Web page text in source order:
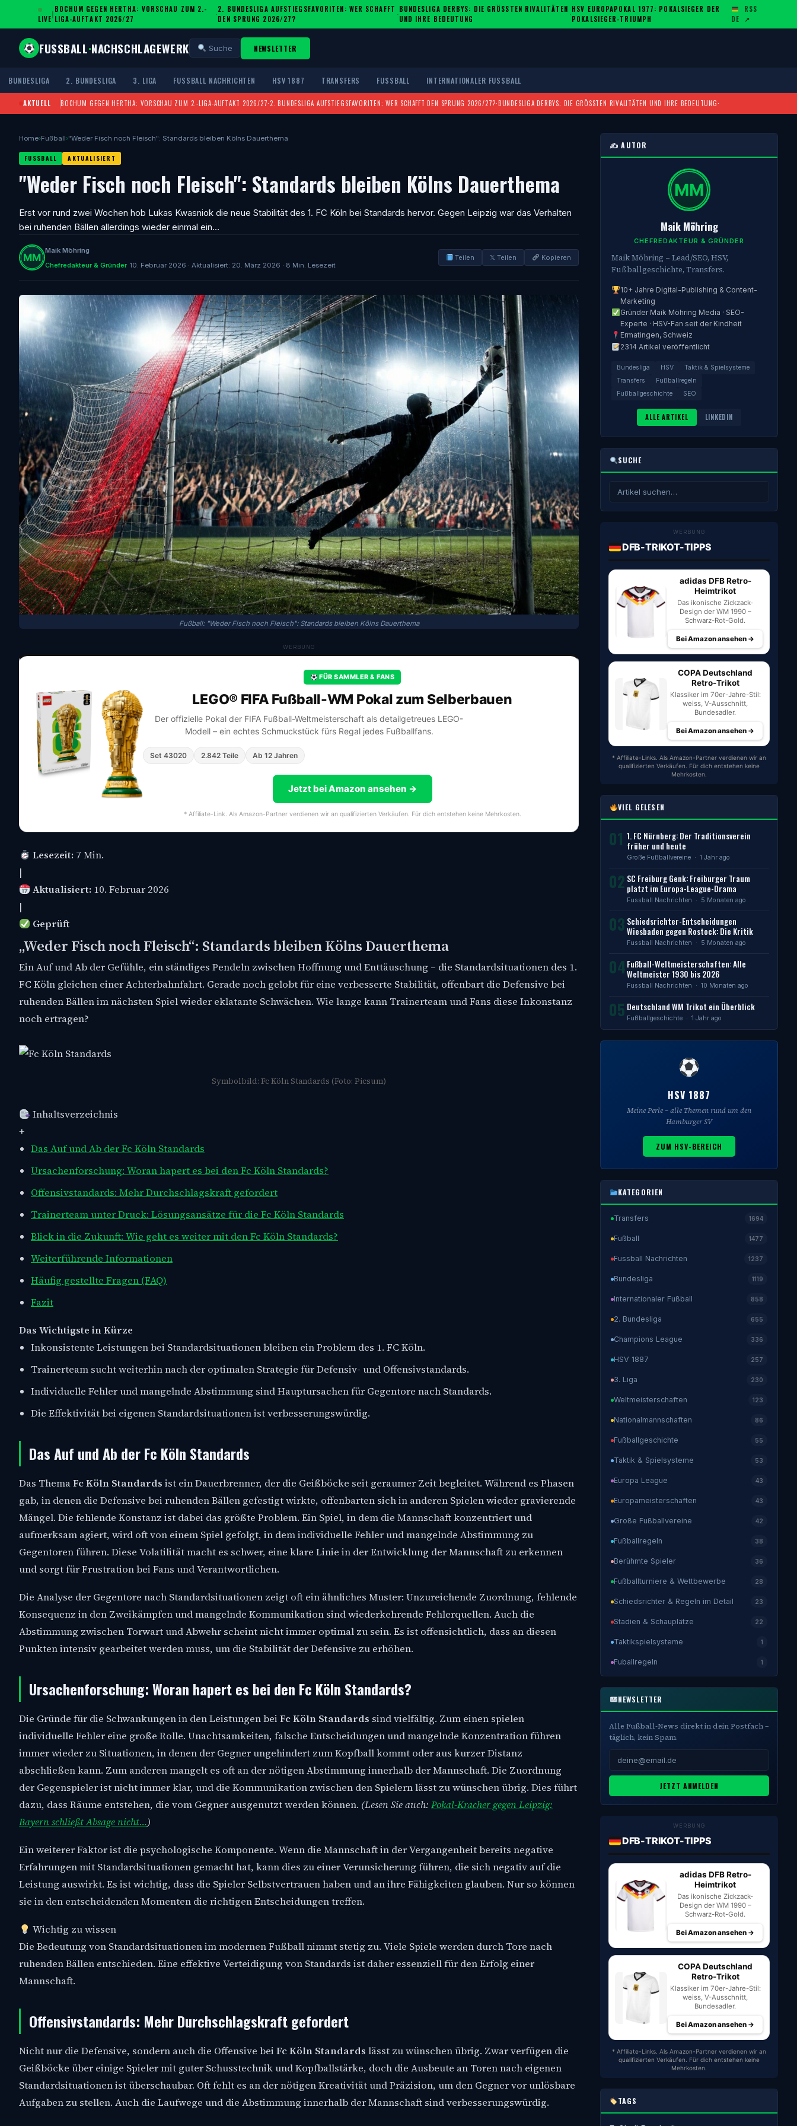
LIVE
|
BOCHUM GEGEN HERTHA: VORSCHAU ZUM 2.-
LIGA-AUFTAKT 2026/27
·
2. BUNDESLIGA AUFSTIEGSFAVORITEN: WER SCHAFFT
DEN SPRUNG 2026/27?
·
BUNDESLIGA DERBYS: DIE GRÖSSTEN RIVALITÄTEN U
ND IHRE BEDEUTUNG
·
HSV EUROPAPOKAL 1977: POKALSIEGER DER
POKALSIEGER-TRIUMPH
DE
RSS
↗
FUSSBALL·NACHSCHLAGEWERK Suche NEWSLETTER
BUNDESLIGA 2. BUNDESLIGA 3. LIGA FUSSBALL NACHRICHTEN HSV 1887 TRANSFERS FUSSBALL INTERNATIONALER FUSSBALL
AKTUELL BOCHUM GEGEN HERTHA: VORSCHAU ZUM 2.-LIGA-AUFTAKT 2026/27·2. BUNDESLIGA AUFSTIEGSFAVORITEN: WER SCHAFFT DEN SPRUNG 2026/27?·BUNDESLIGA DERBYS: DIE GRÖSSTEN RIVALITÄTEN UND IHRE BEDEUTUNG ·
Home›Fußball›"Weder Fisch noch Fleisch": Standards bleiben Kölns Dauerthema
FUSSBALL AKTUALISIERT
"Weder Fisch noch Fleisch": Standards bleiben Kölns Dauerthema
Erst vor rund zwei Wochen hob Lukas Kwasniok die neue Stabilität des 1. FC Köln bei Standards hervor. Gegen Leipzig war das Verhalten
bei ruhenden Bällen allerdings wieder einmal ein…
Maik Möhring
Chefredakteur & Gründer 10. Februar 2026 · Aktualisiert: 20. März 2026 · 8 Min. Lesezeit
Teilen 𝕏 Teilen Kopieren
Fußball: "Weder Fisch noch Fleisch": Standards bleiben Kölns Dauerthema
WERBUNG
FÜR SAMMLER & FANS
LEGO® FIFA Fußball-WM Pokal zum Selberbauen
Der offizielle Pokal der FIFA Fußball-Weltmeisterschaft als detailgetreues LEGO-
Modell – ein echtes Schmuckstück fürs Regal jedes Fußballfans.
Set 43020 2.842 Teile Ab 12 Jahren
Jetzt bei Amazon ansehen →
* Affiliate-Link. Als Amazon-Partner verdienen wir an qualifizierten Verkäufen. Für dich entstehen keine Mehrkosten.
Lesezeit:7 Min.
|
Aktualisiert:10. Februar 2026
|
Geprüft
„Weder Fisch noch Fleisch“: Standards bleiben Kölns Dauerthema
Ein Auf und Ab der Gefühle, ein ständiges Pendeln zwischen Hoffnung und Enttäuschung – die Standardsituationen des 1.
FC Köln gleichen einer Achterbahnfahrt. Gerade noch gelobt für eine verbesserte Stabilität, offenbart die Defensive bei
ruhenden Bällen im nächsten Spiel wieder eklatante Schwächen. Wie lange kann Trainerteam und Fans diese Inkonstanz
noch ertragen?
Symbolbild: Fc Köln Standards (Foto: Picsum)
Inhaltsverzeichnis
+
Das Auf und Ab der Fc Köln Standards
Ursachenforschung: Woran hapert es bei den Fc Köln Standards?
Offensivstandards: Mehr Durchschlagskraft gefordert
Trainerteam unter Druck: Lösungsansätze für die Fc Köln Standards
Blick in die Zukunft: Wie geht es weiter mit den Fc Köln Standards?
Weiterführende Informationen
Häufig gestellte Fragen (FAQ)
Fazit
Das Wichtigste in Kürze
Inkonsistente Leistungen bei Standardsituationen bleiben ein Problem des 1. FC Köln.
Trainerteam sucht weiterhin nach der optimalen Strategie für Defensiv- und Offensivstandards.
Individuelle Fehler und mangelnde Abstimmung sind Hauptursachen für Gegentore nach Standards.
Die Effektivität bei eigenen Standardsituationen ist verbesserungswürdig.
Das Auf und Ab der Fc Köln Standards
Das ThemaFc Köln Standards ist ein Dauerbrenner, der die Geißböcke seit geraumer Zeit begleitet. Während es Phasen
gab, in denen die Defensive bei ruhenden Bällen gefestigt wirkte, offenbarten sich in anderen Spielen wieder gravierende
Mängel. Die fehlende Konstanz ist dabei das größte Problem. Ein Spiel, in dem die Mannschaft konzentriert und
aufmerksam agiert, wird oft von einem Spiel gefolgt, in dem individuelle Fehler und mangelnde Abstimmung zu
Gegentoren führen. Diese Volatilität macht es schwer, eine klare Linie in der Entwicklung der Mannschaft zu erkennen
und sorgt für Frustration bei Fans und Verantwortlichen.
Die Analyse der Gegentore nach Standardsituationen zeigt oft ein ähnliches Muster: Unzureichende Zuordnung, fehlende
Konsequenz in den Zweikämpfen und mangelnde Kommunikation sind wiederkehrende Fehlerquellen. Auch die
Abstimmung zwischen Torwart und Abwehr scheint nicht immer optimal zu sein. Es ist offensichtlich, dass an diesen
Punkten intensiv gearbeitet werden muss, um die Stabilität der Defensive zu erhöhen.
Ursachenforschung: Woran hapert es bei den Fc Köln Standards?
Die Gründe für die Schwankungen in den Leistungen bei Fc Köln Standards sind vielfältig. Zum einen spielen
individuelle Fehler eine große Rolle. Unachtsamkeiten, falsche Entscheidungen und mangelnde Konzentration führen
immer wieder zu Situationen, in denen der Gegner ungehindert zum Kopfball kommt oder aus kurzer Distanz
abschließen kann. Zum anderen mangelt es oft an der nötigen Abstimmung innerhalb der Mannschaft. Die Zuordnung
der Gegenspieler ist nicht immer klar, und die Kommunikation zwischen den Spielern lässt zu wünschen übrig. Dies führt
dazu, dass Räume entstehen, die vom Gegner ausgenutzt werden können. (Lesen Sie auch: Pokal-Kracher gegen Leipzig:
Bayern schließt Absage nicht…)
Ein weiterer Faktor ist die psychologische Komponente. Wenn die Mannschaft in der Vergangenheit bereits negative
Erfahrungen mit Standardsituationen gemacht hat, kann dies zu einer Verunsicherung führen, die sich negativ auf die
Leistung auswirkt. Es ist wichtig, dass die Spieler Selbstvertrauen haben und an ihre Fähigkeiten glauben. Nur so können
sie in den entscheidenden Momenten die richtigen Entscheidungen treffen.
Wichtig zu wissen
Die Bedeutung von Standardsituationen im modernen Fußball nimmt stetig zu. Viele Spiele werden durch Tore nach
ruhenden Bällen entschieden. Eine effektive Verteidigung von Standards ist daher essenziell für den Erfolg einer
Mannschaft.
Offensivstandards: Mehr Durchschlagskraft gefordert
Nicht nur die Defensive, sondern auch die Offensive bei Fc Köln Standards lässt zu wünschen übrig. Zwar verfügen die
Geißböcke über einige Spieler mit guter Schusstechnik und Kopfballstärke, doch die Ausbeute an Toren nach eigenen
Standardsituationen ist überschaubar. Oft fehlt es an der nötigen Kreativität und Präzision, um den Gegner vor unlösbare
Aufgaben zu stellen. Auch die Laufwege und die Abstimmung innerhalb der Mannschaft sind verbesserungswürdig.
✍️ AUTOR
Maik Möhring
CHEFREDAKTEUR & GRÜNDER
Maik Möhring – Lead/SEO, HSV,
Fußballgeschichte, Transfers.
10+ Jahre Digital-Publishing & Content-
Marketing
Gründer Maik Möhring Media · SEO-
Experte · HSV-Fan seit der Kindheit
Ermatingen, Schweiz
2314 Artikel veröffentlicht
Bundesliga HSV
Taktik & Spielsysteme
Transfers
Fußballregeln
Fußballgeschichte
SEO
ALLE ARTIKEL LINKEDIN
SUCHE
WERBUNG
DFB-TRIKOT-TIPPS
adidas DFB Retro-
Heimtrikot
Das ikonische Zickzack-
Design der WM 1990 –
Schwarz-Rot-Gold.
Bei Amazon ansehen →
COPA Deutschland
Retro-Trikot
Klassiker im 70er-Jahre-Stil:
weiss, V-Ausschnitt,
Bundesadler.
Bei Amazon ansehen →
* Affiliate-Links. Als Amazon-Partner verdienen wir an
qualifizierten Verkäufen. Für dich entstehen keine
Mehrkosten.
VIEL GELESEN
01 1. FC Nürnberg: Der Traditionsverein
früher und heute
Große Fußballvereine · 1 Jahr ago
02 SC Freiburg Genk: Freiburger Traum
platzt im Europa-League-Drama
Fussball Nachrichten · 5 Monaten ago
03 Schiedsrichter-Entscheidungen
Wiesbaden gegen Rostock: Die Kritik
Fussball Nachrichten · 5 Monaten ago
04 Fußball-Weltmeisterschaften: Alle
Weltmeister 1930 bis 2026
Fussball Nachrichten · 10 Monaten ago
05 Deutschland WM Trikot ein Überblick
Fußballgeschichte · 1 Jahr ago
HSV 1887
Meine Perle – alle Themen rund um den
Hamburger SV
ZUM HSV-BEREICH
KATEGORIEN
Transfers 1694
Fußball 1477
Fussball Nachrichten 1237
Bundesliga 1119
Internationaler Fußball 858
2. Bundesliga 655
Champions League 336
HSV 1887 257
3. Liga 230
Weltmeisterschaften 123
Nationalmannschaften 86
Fußballgeschichte 55
Taktik & Spielsysteme 53
Europa League 43
Europameisterschaften 43
Große Fußballvereine 42
Fußballregeln 38
Berühmte Spieler 36
Fußballturniere & Wettbewerbe 28
Schiedsrichter & Regeln im Detail 23
Stadien & Schauplätze 22
Taktikspielsysteme 1
Fuballregeln 1
NEWSLETTER
Alle Fußball-News direkt in dein Postfach –
täglich, kein Spam.
JETZT ANMELDEN
WERBUNG
DFB-TRIKOT-TIPPS
adidas DFB Retro-
Heimtrikot
Das ikonische Zickzack-
Design der WM 1990 –
Schwarz-Rot-Gold.
Bei Amazon ansehen →
COPA Deutschland
Retro-Trikot
Klassiker im 70er-Jahre-Stil:
weiss, V-Ausschnitt,
Bundesadler.
Bei Amazon ansehen →
* Affiliate-Links. Als Amazon-Partner verdienen wir an
qualifizierten Verkäufen. Für dich entstehen keine
Mehrkosten.
TAGS